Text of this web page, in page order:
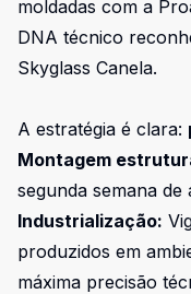
moldadas com a
DNA técnico
Skyglass Canela.
A estratégia é clara:
Montagem
segunda semana de
Industrialização:
produzidos em
máxima precisão